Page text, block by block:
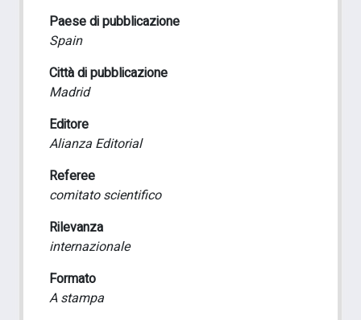
Paese di pubblicazione
Spain
Città di pubblicazione
Madrid
Editore
Alianza Editorial
Referee
comitato scientifico
Rilevanza
internazionale
Formato
A stampa